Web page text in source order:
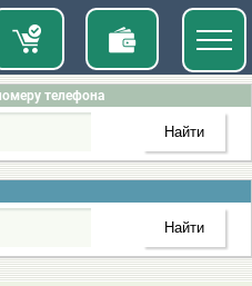
телефона